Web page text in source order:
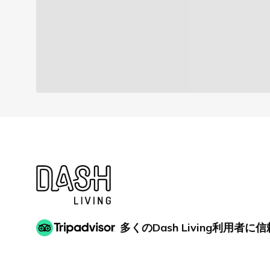
多くのDash Living利用者に信